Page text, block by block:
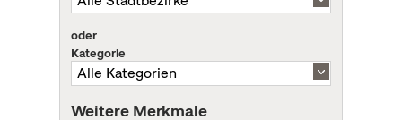
oder
Kategorie
Weitere Merkmale